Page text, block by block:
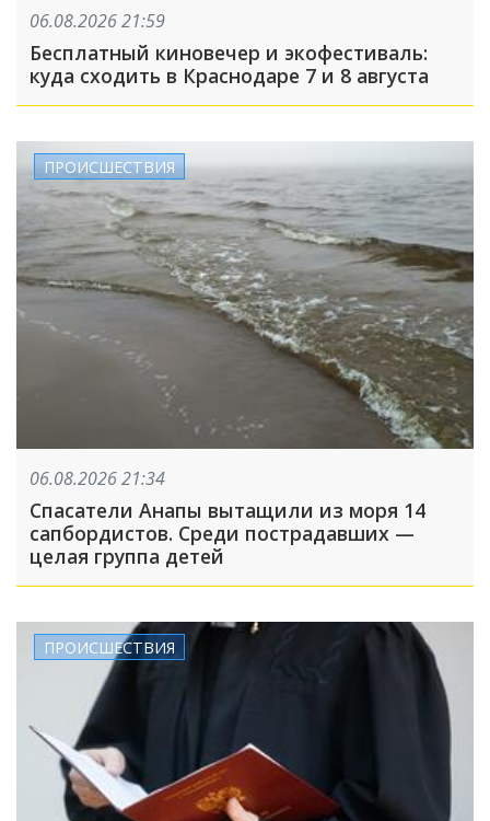
06.08.2026 21:59
Бесплатный киновечер и экофестиваль:
куда сходить в Краснодаре 7 и 8 августа
ПРОИСШЕСТВИЯ
06.08.2026 21:34
Спасатели Анапы вытащили из моря 14
сапбордистов. Среди пострадавших —
целая группа детей
ПРОИСШЕСТВИЯ